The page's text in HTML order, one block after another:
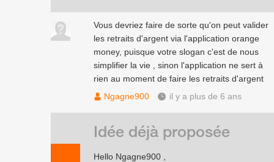
Vous devriez faire de sorte qu'on peut valider
les retraits d'argent via l'application orange
money, puisque votre slogan c'est de nous
simplifier la vie , sinon l'application ne sert à
rien au moment de faire les retraits d'argent
Ngagne900
il y a plus de 6 ans
Hello Ngagne900 ,
Idée déjà proposée